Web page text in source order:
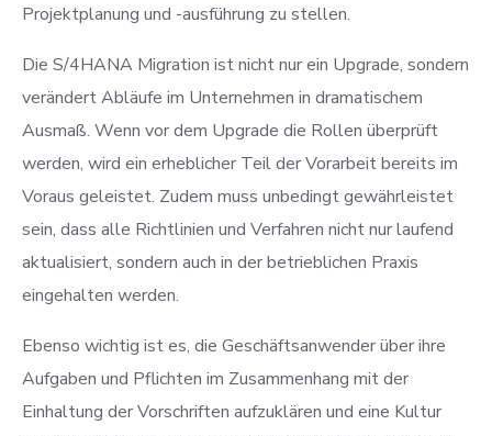
Projektplanung und -ausführung zu stellen.
Die S/4HANA Migration ist nicht nur ein Upgrade, sondern
verändert Abläufe im Unternehmen in dramatischem
Ausmaß. Wenn vor dem Upgrade die Rollen überprüft
werden, wird ein erheblicher Teil der Vorarbeit bereits im
Voraus geleistet. Zudem muss unbedingt gewährleistet
sein, dass alle Richtlinien und Verfahren nicht nur laufend
aktualisiert, sondern auch in der betrieblichen Praxis
eingehalten werden.
Ebenso wichtig ist es, die Geschäftsanwender über ihre
Aufgaben und Pflichten im Zusammenhang mit der
Einhaltung der Vorschriften aufzuklären und eine Kultur